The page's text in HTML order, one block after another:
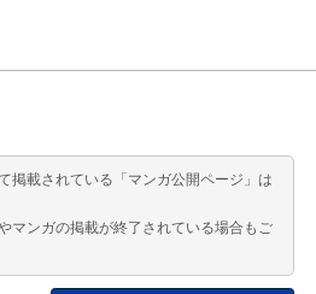
掲載されている「マンガ公開ページ」は
マンガの掲載が終了されている場合もご